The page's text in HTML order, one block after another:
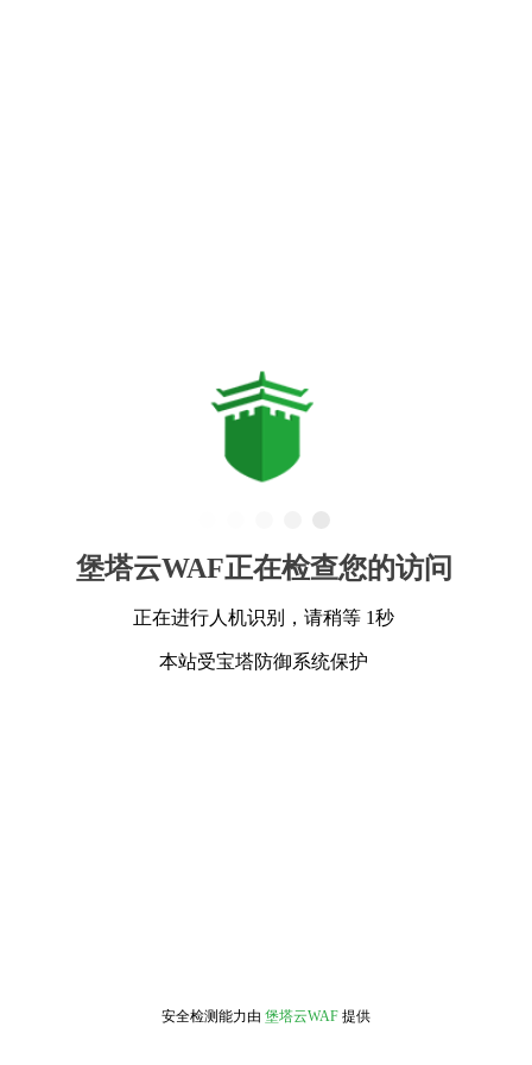
堡塔云WAF正在检查您的访问
正在进行人机识别，请稍等 1秒
本站受宝塔防御系统保护
安全检测能力由 堡塔云WAF 提供